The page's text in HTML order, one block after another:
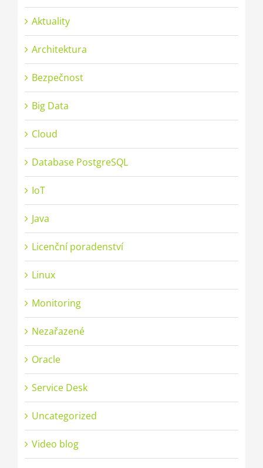
Aktuality
Architektura
Bezpečnost
Big Data
Cloud
Database PostgreSQL
IoT
Java
Licenční poradenství
Linux
Monitoring
Nezařazené
Oracle
Service Desk
Uncategorized
Video blog